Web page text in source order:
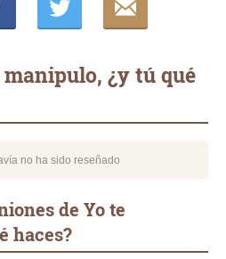
manipulo, ¿y tú qué
no ha sido reseñado
de Yo te
haces?